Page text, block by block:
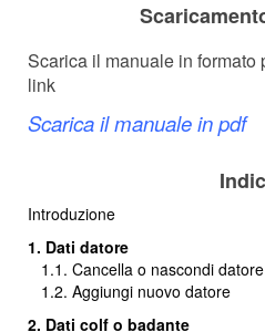
Scarica il manuale in formato
link
Scarica il manuale in pdf
Introduzione
1. Dati datore
1.1. Cancella o nascondi datore
1.2. Aggiungi nuovo datore
2. Dati colf o badante